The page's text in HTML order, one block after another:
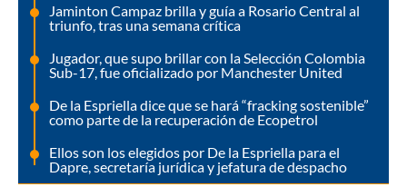
Jaminton Campaz brilla y guía a Rosario Central al
triunfo, tras una semana crítica
Jugador, que supo brillar con la Selección Colombia
Sub-17, fue oficializado por Manchester United
De la Espriella dice que se hará “fracking sostenible”
como parte de la recuperación de Ecopetrol
Ellos son los elegidos por De la Espriella para el
Dapre, secretaría jurídica y jefatura de despacho